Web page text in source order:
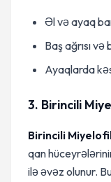
Əl və ayaq
Baş ağrısı
Ayaqlarda
3. Birincili
Birincili
qan
ilə əvəz olunur.